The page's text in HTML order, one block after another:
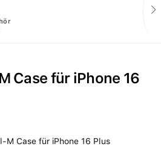
Case für iPhone 16